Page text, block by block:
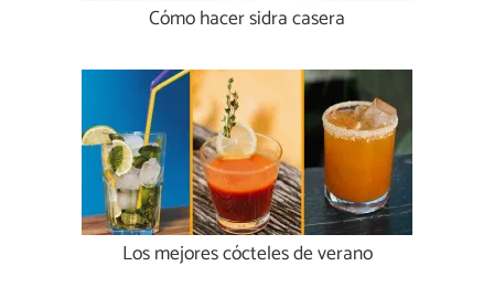
Cómo hacer sidra casera
Los mejores cócteles de verano